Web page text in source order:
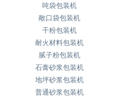
吨袋包装机
敞口袋包装机
干粉包装机
耐火材料包装机
腻子粉包装机
石膏砂浆包装机
地坪砂浆包装机
普通砂浆包装机